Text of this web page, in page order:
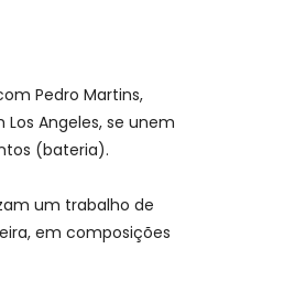
Pedro Martins,
Angeles, se unem
(bateria).
um trabalho de
em composições